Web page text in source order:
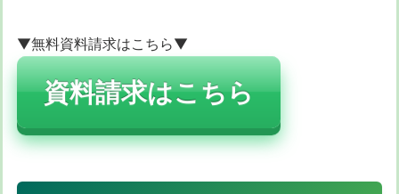
▼無料資料請求はこちら▼
資料請求はこちら